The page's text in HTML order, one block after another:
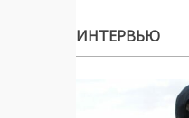
ИНТЕРВЬЮ